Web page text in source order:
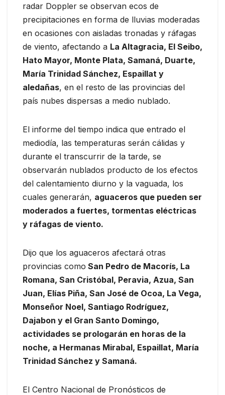
radar Doppler se observan ecos de
precipitaciones en forma de lluvias moderadas
en ocasiones con aisladas tronadas y ráfagas
de viento, afectando a La Altagracia, El Seibo,
Hato Mayor, Monte Plata, Samaná, Duarte,
María Trinidad Sánchez, Espaillat y
aledañas, en el resto de las provincias del
país nubes dispersas a medio nublado.
El informe del tiempo indica que entrado el
mediodía, las temperaturas serán cálidas y
durante el transcurrir de la tarde, se
observarán nublados producto de los efectos
del calentamiento diurno y la vaguada, los
cuales generarán, aguaceros que pueden ser
moderados a fuertes, tormentas eléctricas
y ráfagas de viento.
Dijo que los aguaceros afectará otras
provincias como San Pedro de Macorís, La
Romana, San Cristóbal, Peravia, Azua, San
Juan, Elías Piña, San José de Ocoa, La Vega,
Monseñor Noel, Santiago Rodríguez,
Dajabon y el Gran Santo Domingo,
actividades se prologarán en horas de la
noche, a Hermanas Mirabal, Espaillat, María
Trinidad Sánchez y Samaná.
El Centro Nacional de Pronósticos de